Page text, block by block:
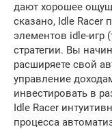
дают хорошее
сказано, Idle Racer
элементов idle-игр
стратегии. Вы
расширяете свой
управление
инвестировать в
Idle Racer
процесса